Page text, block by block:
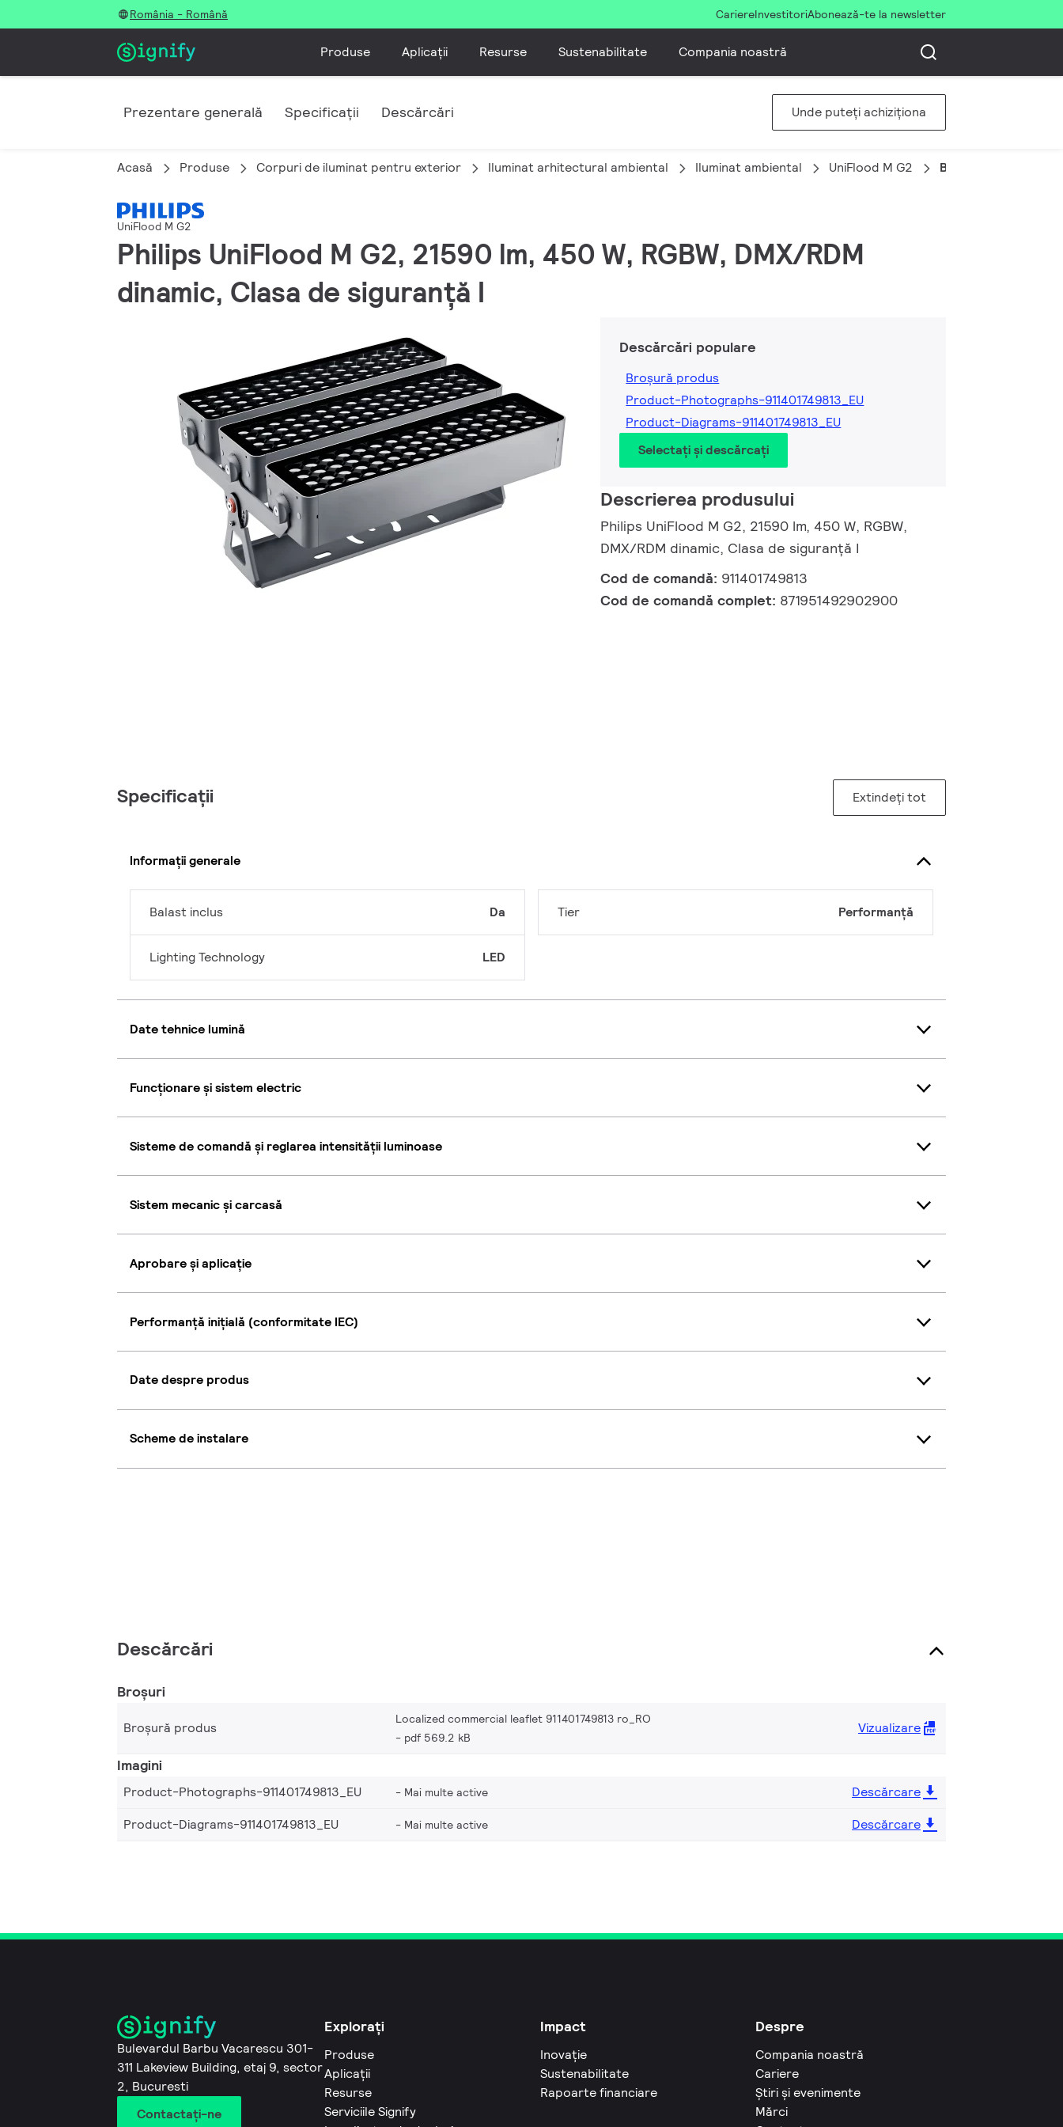
România - Română CariereInvestitoriAbonează-te la newsletter
Produse Aplicații Resurse Sustenabilitate Compania noastră
Prezentare generală Specificații Descărcări Unde puteți achiziționa
Acasă Produse Corpuri de iluminat pentru exterior Iluminat arhitectural ambiental Iluminat ambiental UniFlood M G2 BVP355 216LED
UniFlood M G2
Philips UniFlood M G2, 21590 lm, 450 W, RGBW, DMX/RDM
dinamic, Clasa de siguranță I
Descărcări populare
Broșură produs
Product-Photographs-911401749813_EU
Product-Diagrams-911401749813_EU
Selectați și descărcați
Descrierea produsului
Philips UniFlood M G2, 21590 lm, 450 W, RGBW,
DMX/RDM dinamic, Clasa de siguranță I
Cod de comandă: 911401749813
Cod de comandă complet: 871951492902900
Specificații Extindeți tot
Informații generale
Balast inclus Da
Lighting Technology LED
Tier Performanță
Date tehnice lumină
Funcționare și sistem electric
Sisteme de comandă și reglarea intensității luminoase
Sistem mecanic și carcasă
Aprobare și aplicație
Performanță inițială (conformitate IEC)
Date despre produs
Scheme de instalare
Descărcări
Broșuri
Broșură produs
Localized commercial leaflet 911401749813 ro_RO
pdf 569.2 kB
Vizualizare
Imagini
Product-Photographs-911401749813_EU Mai multe active
Descărcare
Product-Diagrams-911401749813_EU
Mai multe active Descărcare
Bulevardul Barbu Vacarescu 301-
311 Lakeview Building, etaj 9, sector
2, Bucuresti
Contactaţi-ne
Explorați
Produse
Aplicații
Resurse
Serviciile Signify
Impact
Inovație
Sustenabilitate
Rapoarte financiare
Despre
Compania noastră
Cariere
Știri și evenimente
Mărci